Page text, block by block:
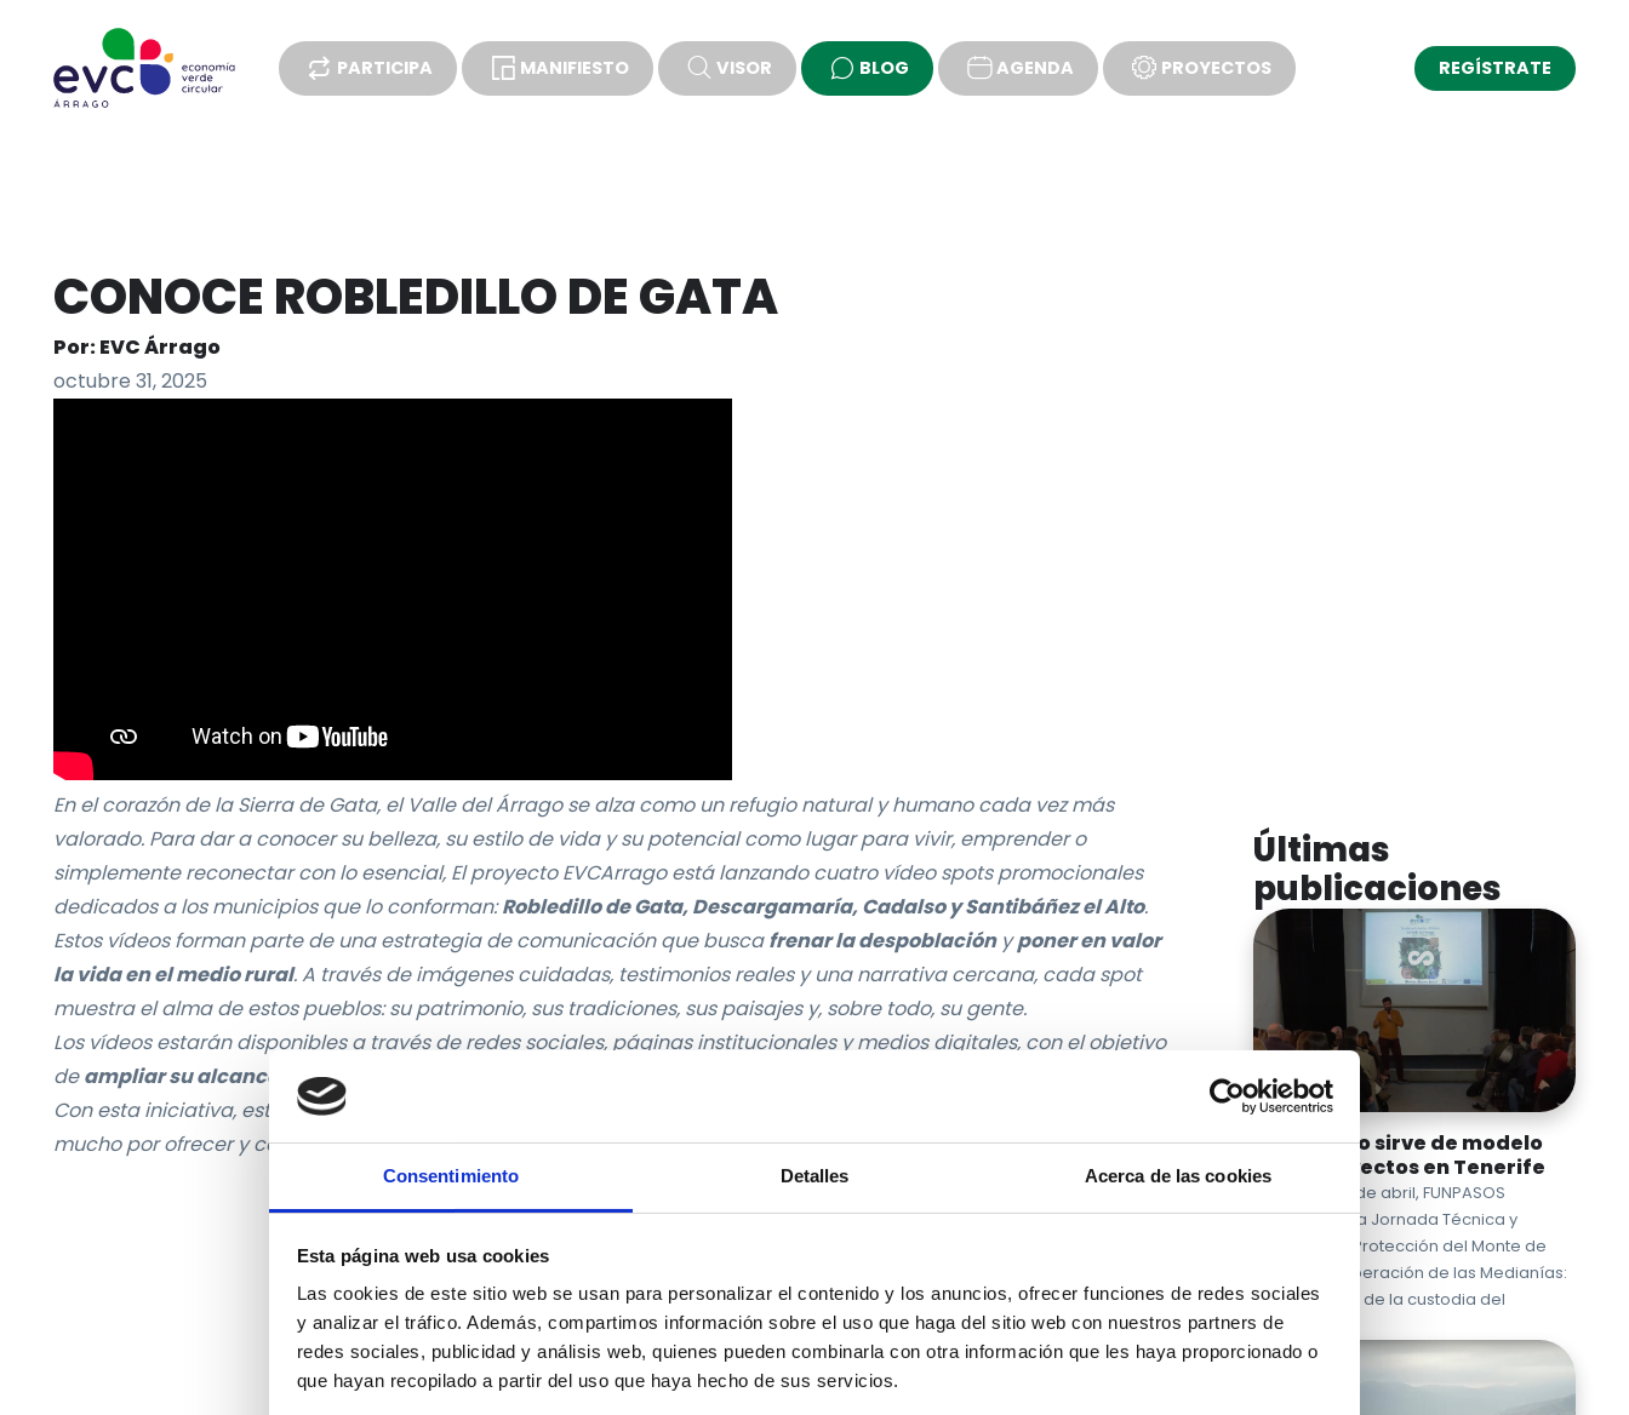
Consentimiento Detalles Acerca de las cookies
Esta página web usa cookies
Las cookies de este sitio web se usan para personalizar el contenido y los anuncios, ofrecer funciones de redes sociales
y analizar el tráfico. Además, compartimos información sobre el uso que haga del sitio web con nuestros partners de
redes sociales, publicidad y análisis web, quienes pueden combinarla con otra información que les haya proporcionado o
que hayan recopilado a partir del uso que haya hecho de sus servicios.
PARTICIPA MANIFIESTO VISOR BLOG AGENDA PROYECTOS REGÍSTRATE
CONOCE ROBLEDILLO DE GATA
Por: EVC Árrago
octubre 31, 2025
En el corazón de la Sierra de Gata, el Valle del Árrago se alza como un refugio natural y humano cada vez más
valorado. Para dar a conocer su belleza, su estilo de vida y su potencial como lugar para vivir, emprender o
simplemente reconectar con lo esencial, El proyecto EVCArrago está lanzando cuatro vídeo spots promocionales
dedicados a los municipios que lo conforman:Robledillo de Gata, Descargamaría, Cadalso y Santibáñez el Alto.
Estos vídeos forman parte de una estrategia de comunicación que buscafrenar la despoblaciónyponer en valor
la vida en el medio rural. A través de imágenes cuidadas, testimonios reales y una narrativa cercana, cada spot
muestra el alma de estos pueblos: su patrimonio, sus tradiciones, sus paisajes y, sobre todo, su gente.
Los vídeos estarán disponibles a través de redes sociales, páginas institucionales y medios digitales, con el objetivo
deampliar su alcance y conectar con un público que valore el arraigo, la sostenibilidad y la autenticidad
Con esta iniciativa, este proyecto trabaja para que el Valle del Árrago se posicione como un territorio vivo, con
mucho por ofrecer y con los brazos abiertos para quienes buscan una alternativa a la vida urbana.
Últimas
publicaciones
EVCArrago sirve de modelo
para proyectos en Tenerife
El pasado 14 de abril, FUNPASOS
participó en la Jornada Técnica y
Divulgativa. “Protección del Monte de
Agua y Recuperación de las Medianías:
Posibilidades de la custodia del
territorio y …